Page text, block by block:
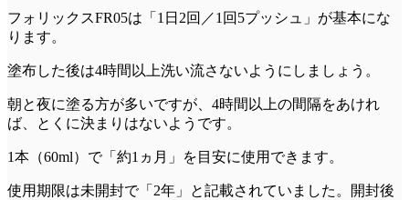
フォリックスFR05は「1日2回／1回5プッシュ」が基本にな
ります。
塗布した後は4時間以上洗い流さないようにしましょう。
朝と夜に塗る方が多いですが、4時間以上の間隔をあけれ
ば、とくに決まりはないようです。
1本（60ml）で「約1ヵ月」を目安に使用できます。
使用期限は未開封で「2年」と記載されていました。開封後